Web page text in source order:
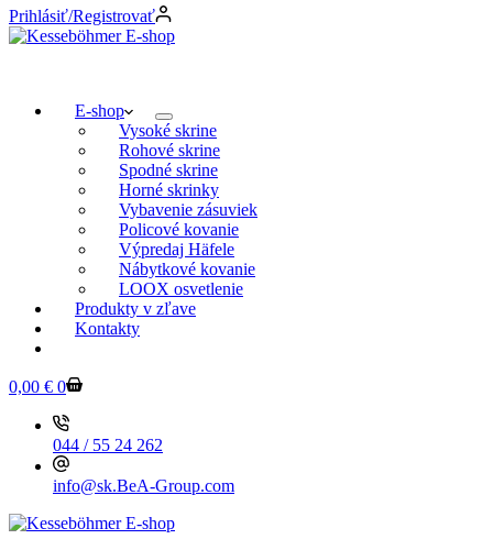
Prihlásiť/Registrovať
E-shop
Vysoké skrine
Rohové skrine
Spodné skrine
Horné skrinky
Vybavenie zásuviek
Policové kovanie
Výpredaj Häfele
Nábytkové kovanie
LOOX osvetlenie
Produkty v zľave
Kontakty
Shopping
0,00 € 0
044 / 55 24 262
info@sk.BeA-Group.com